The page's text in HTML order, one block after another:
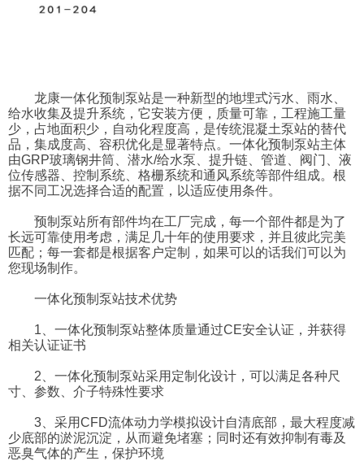
龙康一体化预制泵站是一种新型的地埋式污水、雨水、
给水收集及提升系统，它安装方便，质量可靠，工程施工量
少，占地面积少，自动化程度高，是传统混凝土泵站的替代
品，集成度高、容积优化是显著特点。一体化预制泵站主体
由GRP玻璃钢井筒、潜水/给水泵、提升链、管道、阀门、液
位传感器、控制系统、格栅系统和通风系统等部件组成。根
据不同工况选择合适的配置，以适应使用条件。
预制泵站所有部件均在工厂完成，每一个部件都是为了
长远可靠使用考虑，满足几十年的使用要求，并且彼此完美
匹配；每一套都是根据客户定制，如果可以的话我们可以为
您现场制作。
一体化预制泵站技术优势
1、一体化预制泵站整体质量通过CE安全认证，并获得
相关认证证书
2、一体化预制泵站采用定制化设计，可以满足各种尺
寸、参数、介子特殊性要求
3、采用CFD流体动力学模拟设计自清底部，最大程度减
少底部的淤泥沉淀，从而避免堵塞；同时还有效抑制有毒及
恶臭气体的产生，保护环境